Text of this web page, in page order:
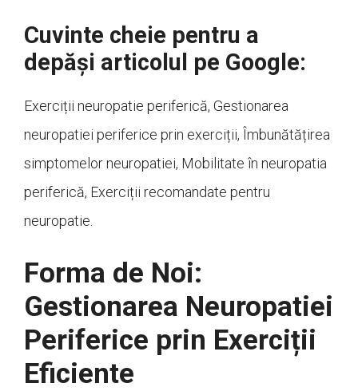
Cuvinte cheie pentru a
depăși articolul pe Google:
Exerciții neuropatie periferică, Gestionarea
neuropatiei periferice prin exerciții, Îmbunătățirea
simptomelor neuropatiei, Mobilitate în neuropatia
periferică, Exerciții recomandate pentru
neuropatie.
Forma de Noi:
Gestionarea Neuropatiei
Periferice prin Exerciții
Eficiente